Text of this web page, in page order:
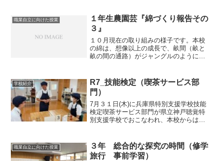
職業自立に向けた授業
１年生農園芸『綿づくり報告その
３』
１０月現在の取り組みの様子です。本校
の綿は、想像以上の成長で、畝間（畝と
畝の間の通路）がジャングルのように生
り）を行っています。また、無農薬なら
ではの悩みですが、葉まき...
学校紹介
R7_技能検定（喫茶サービス部
門）
7月３１日(木)に兵庫県特別支援学校技能
検定喫茶サービス部門が県立神戸聴覚特
別支援学校でおこなわれ、本校からは１
り、自分たちの課題を意識しつつ、集中
して取り組むことがで...
職業自立に向けた授業
３年 総合的な探究の時間（修学
旅行 事前学習）